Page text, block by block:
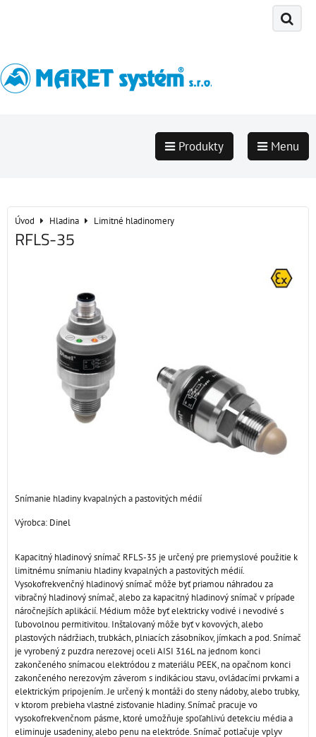
Produkty Menu
Úvod Hladina Limitné hladinomery
RFLS-35
Snímanie hladiny kvapalných a pastovitých médií
Výrobca: Dinel
Kapacitný hladinový snímač RFLS-35 je určený pre priemyslové použitie k
limitnému snímaniu hladiny kvapalných a pastovitých médií.
Vysokofrekvenčný hladinový snímač môže byť priamou náhradou za
vibračný hladinový snímač, alebo za kapacitný hladinový snímač v prípade
náročnejších aplikácií. Médium môže byť elektricky vodivé i nevodivé s
ľubovolnou permitivitou. Inštalovaný môže byť v kovových, alebo
plastových nádržiach, trubkách, plniacích zásobníkov, jímkach a pod. Snímač
je vyrobený z puzdra nerezovej oceli AISI 316L na jednom konci
zakončeného snímacou elektródou z materiálu PEEK, na opačnom konci
zakončeného nerezovým záverom s indikáciou stavu, ovládacími prvkami a
elektrickým pripojením. Je určený k montáži do steny nádoby, alebo trubky,
v ktorom prebieha vlastné zisťovanie hladiny. Snímač pracuje vo
vysokofrekvenčnom pásme, ktoré umožňuje spoľahlivú detekciu média a
eliminuje usadeniny, alebo penu na elektróde. Snímač potlačuje vplyv